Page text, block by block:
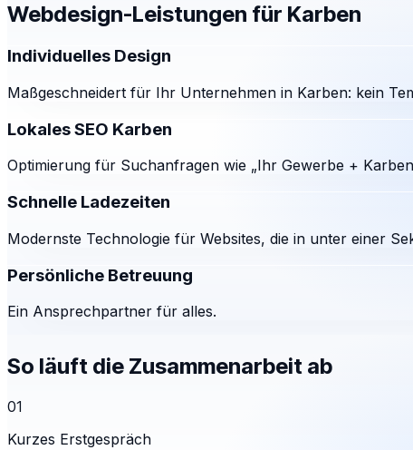
Webdesign-Leistungen für Karben
Individuelles Design
Maßgeschneidert für Ihr Unternehmen in Karben: kein
Lokales SEO Karben
Optimierung für Suchanfragen wie „Ihr Gewerbe +
Schnelle Ladezeiten
Modernste Technologie für Websites, die in unter einer
Persönliche Betreuung
Ein Ansprechpartner für alles.
So läuft die Zusammenarbeit ab
01
Kurzes Erstgespräch